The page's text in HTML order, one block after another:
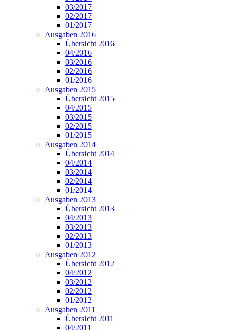
03/2017
02/2017
01/2017
Ausgaben 2016
Übersicht 2016
04/2016
03/2016
02/2016
01/2016
Ausgaben 2015
Übersicht 2015
04/2015
03/2015
02/2015
01/2015
Ausgaben 2014
Übersicht 2014
04/2014
03/2014
02/2014
01/2014
Ausgaben 2013
Übersicht 2013
04/2013
03/2013
02/2013
01/2013
Ausgaben 2012
Übersicht 2012
04/2012
03/2012
02/2012
01/2012
Ausgaben 2011
Übersicht 2011
04/2011